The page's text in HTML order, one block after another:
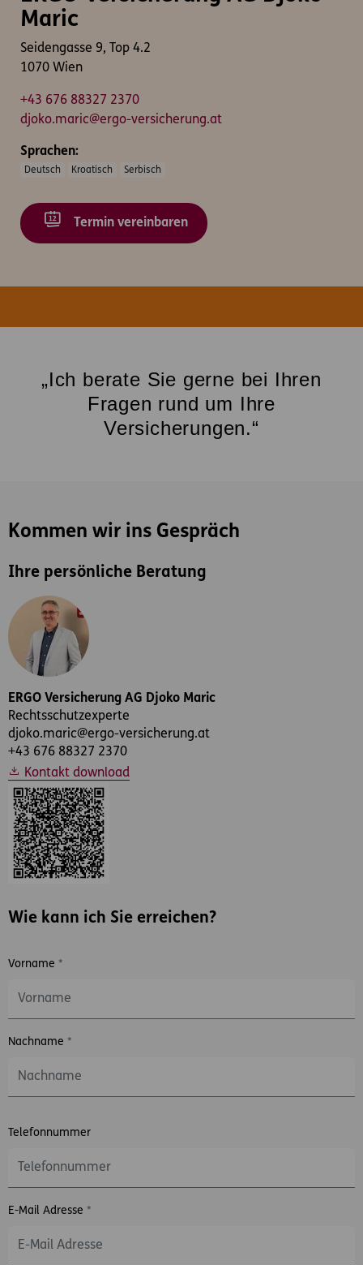
Maric
Seidengasse 9, Top 4.2
1070 Wien
+43 676 88327 2370
djoko.maric@ergo-versicherung.at
Sprachen:
Deutsch Kroatisch Serbisch
Termin vereinbaren
„Ich berate Sie gerne bei Ihren
Fragen rund um Ihre
Versicherungen.“
Kommen wir ins Gespräch
Ihre persönliche Beratung
ERGO Versicherung AG Djoko Maric
Rechtsschutzexperte
djoko.maric@ergo-versicherung.at
+43 676 88327 2370
Kontakt download
Wie kann ich Sie erreichen?
Vorname *
Nachname *
Telefonnummer
E-Mail Adresse *